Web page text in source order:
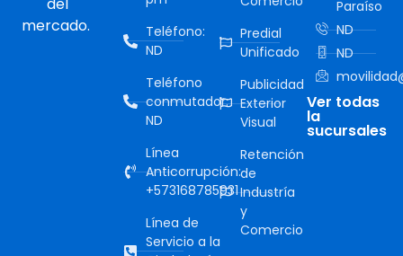
del
mercado.
Teléfono:
ND
Teléfono
conmutador:
ND
Línea
Anticorrupción:
+573168785931
Línea de
Servicio a la
Predial
Unificado
Publicidad
Exterior
Visual
Retención
de
Industría
y
Comercio
Paraíso
ND
ND
Ver todas
la
sucursales